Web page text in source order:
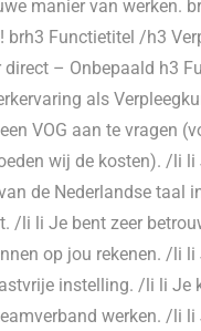
manier van werken.
brh3 Functietitel /h3
– Onbepaald h3
als
VOG aan te vragen
wij de kosten). /li li
de Nederlandse taal
/li li Je bent zeer
op jou rekenen. /li li
instelling. /li li Je
werken. /li li